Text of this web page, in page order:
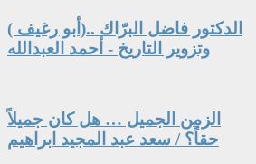
الدكتور فاضل البرّاك ..(أبو رغيف )
وتزوير التاريخ - أحمد العبدالله
الزمن الجميل … هل كان جميلاً
حقاً؟ / سعد عبد المجيد ابراهيم